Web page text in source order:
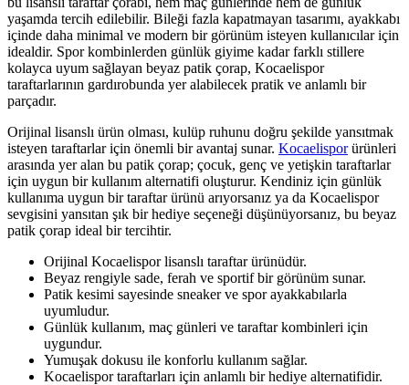
yaşamda tercih edilebilir. Bileği fazla kapatmayan tasarımı, ayakkabı
içinde daha minimal ve modern bir görünüm isteyen kullanıcılar için
idealdir. Spor kombinlerden günlük giyime kadar farklı stillere
kolayca uyum sağlayan beyaz patik çorap, Kocaelispor
taraftarlarının gardırobunda yer alabilecek pratik ve anlamlı bir
parçadır.
Orijinal lisanslı ürün olması, kulüp ruhunu doğru şekilde yansıtmak
isteyen taraftarlar için önemli bir avantaj sunar. Kocaelisporürünleri
arasında yer alan bu patik çorap; çocuk, genç ve yetişkin taraftarlar
için uygun bir kullanım alternatifi oluşturur. Kendiniz için günlük
kullanıma uygun bir taraftar ürünü arıyorsanız ya da Kocaelispor
sevgisini yansıtan şık bir hediye seçeneği düşünüyorsanız, bu beyaz
patik çorap ideal bir tercihtir.
Orijinal Kocaelispor lisanslı taraftar ürünüdür.
Beyaz rengiyle sade, ferah ve sportif bir görünüm sunar.
Patik kesimi sayesinde sneaker ve spor ayakkabılarla
uyumludur.
Günlük kullanım, maç günleri ve taraftar kombinleri için
uygundur.
Yumuşak dokusu ile konforlu kullanım sağlar.
Kocaelispor taraftarları için anlamlı bir hediye alternatifidir.